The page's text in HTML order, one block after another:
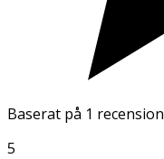
Baserat på 1 recension
5